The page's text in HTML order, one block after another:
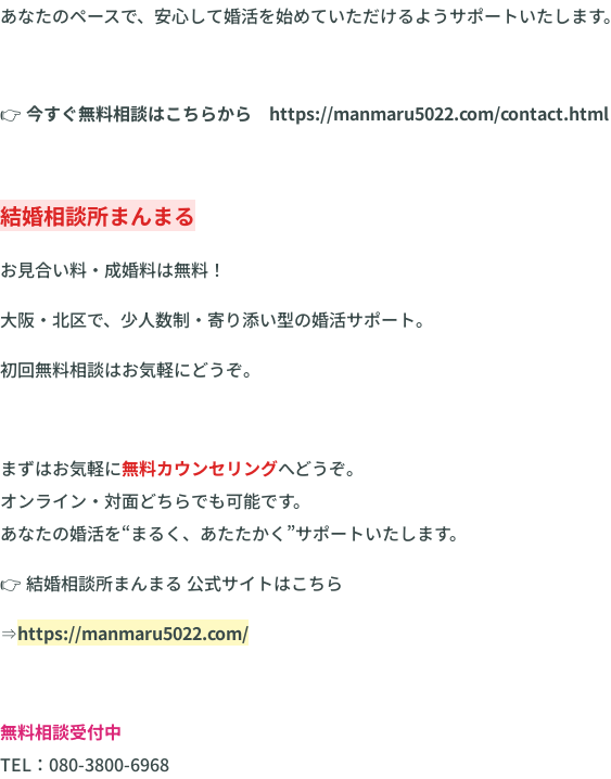
あなたのペースで、安心して婚活を始めていただけるようサポートいたします。
👉 今すぐ無料相談はこちらから https://manmaru5022.com/contact.html
結婚相談所まんまる
お見合い料・成婚料は無料！
大阪・北区で、少人数制・寄り添い型の婚活サポート。
初回無料相談はお気軽にどうぞ。
まずはお気軽に無料カウンセリングへどうぞ。
オンライン・対面どちらでも可能です。
あなたの婚活を“まるく、あたたかく”サポートいたします。
👉 結婚相談所まんまる 公式サイトはこちら
⇒https://manmaru5022.com/
無料相談受付中
TEL：080-3800-6968